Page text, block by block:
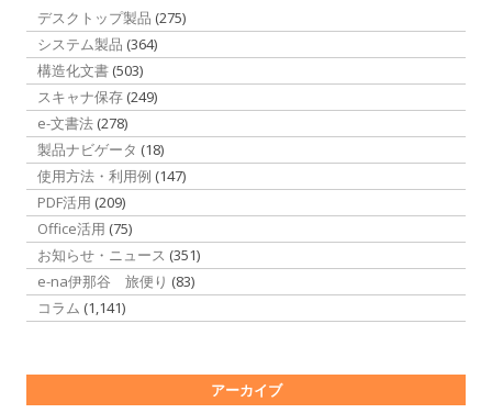
デスクトップ製品 (275)
システム製品 (364)
構造化文書 (503)
スキャナ保存 (249)
e-文書法 (278)
製品ナビゲータ (18)
使用方法・利用例 (147)
PDF活用 (209)
Office活用 (75)
お知らせ・ニュース (351)
e-na伊那谷 旅便り (83)
コラム (1,141)
アーカイブ